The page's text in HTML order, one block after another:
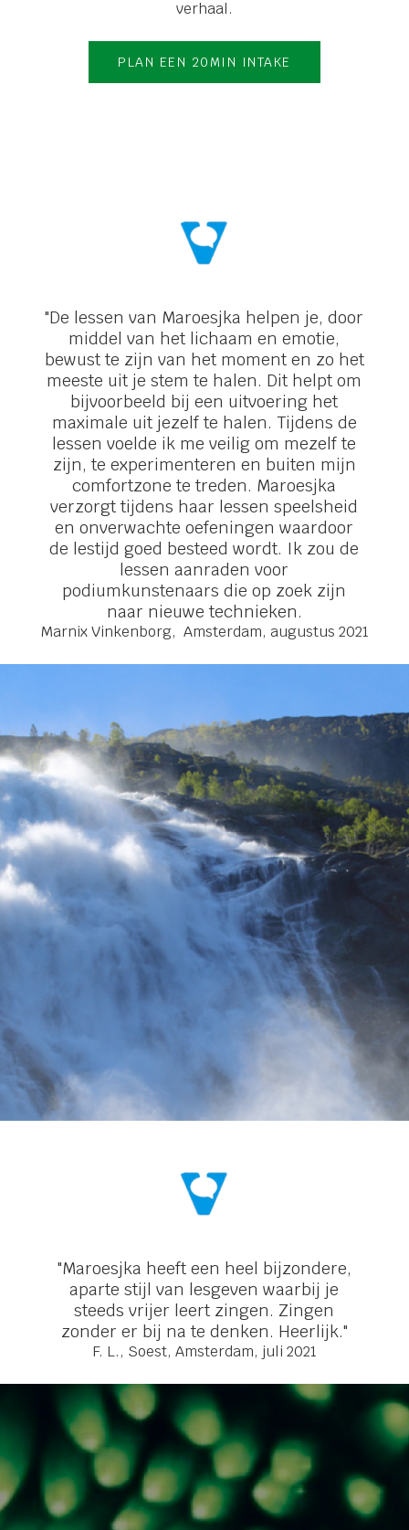
verhaal.
PLAN EEN 20 MIN INTAKE
"De lessen van Maroesjka helpen je, door
middel van het lichaam en emotie,
bewust te zijn van het moment en zo het
meeste uit je stem te halen. Dit helpt om
bijvoorbeeld bij een uitvoering het
maximale uit jezelf te halen. Tijdens de
lessen voelde ik me veilig om mezelf te
zijn, te experimenteren en buiten mijn
comfortzone te treden. Maroesjka
verzorgt tijdens haar lessen speelsheid
en onverwachte oefeningen waardoor
de lestijd goed besteed wordt. Ik zou de
lessen aanraden voor
podiumkunstenaars die op zoek zijn
naar nieuwe technieken.
Marnix Vinkenborg, Amsterdam, augustus 2021
"Maroesjka heeft een heel bijzondere,
aparte stijl van lesgeven waarbij je
steeds vrijer leert zingen. Zingen
zonder er bij na te denken. Heerlijk."
F. L., Soest, Amsterdam, juli 2021